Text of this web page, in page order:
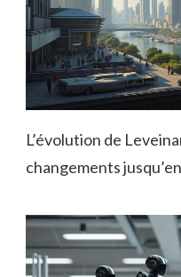
L’évolution de
changements